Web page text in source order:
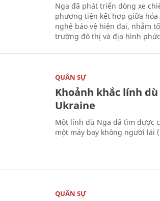
Nga đã phát triển dòng xe
phương tiện kết hợp giữa hỏa
nghệ bảo vệ hiện đại, nhằm
trường đô thị và địa hình
QUÂN SỰ
Khoảnh khắc lính
Ukraine
Một lính dù Nga đã tìm được
một máy bay không người lái
QUÂN SỰ